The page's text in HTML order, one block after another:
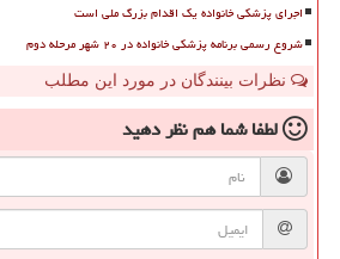
اجرای پزشکی خانواده یک اقدام بزرگ ملی است
شروع رسمی برنامه پزشکی خانواده در ۲۰ شهر مرحله دوم
نظرات بینندگان در مورد این مطلب
لطفا شما همنظر دهید